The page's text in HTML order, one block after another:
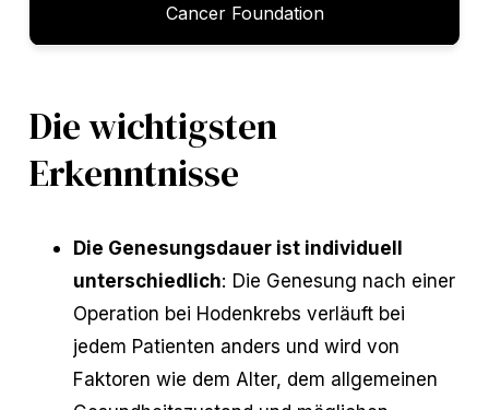
Cancer Foundation
Die wichtigsten
Erkenntnisse
Die Genesungsdauer ist individuell
unterschiedlich: Die Genesung nach einer
Operation bei Hodenkrebs verläuft bei
jedem Patienten anders und wird von
Faktoren wie dem Alter, dem allgemeinen